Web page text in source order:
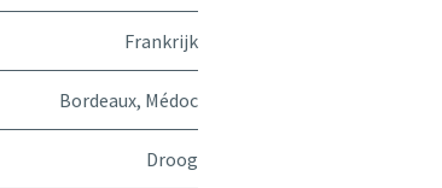
Frankrijk
Bordeaux, Médoc
Droog